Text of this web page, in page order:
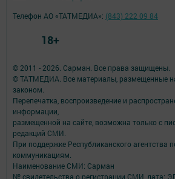
© 2011 - 2026. Сарман. Все права защищены.
© ТАТМЕДИА. Все материалы, размещенные
законом.
Перепечатка, воспроизведение и
информации,
размещенной на сайте, возможна только с
редакций СМИ.
При поддержке Республиканского агентства
коммуникациям.
Наименование СМИ: Сарман
№ свидетельства о регистрации СМИ, дата:
Телефон АО «ТАТМЕДИА»: (843) 222 09 84
18+